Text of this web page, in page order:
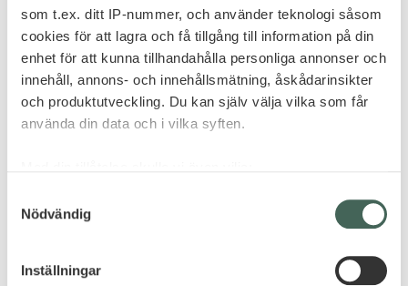
som t.ex. ditt IP-nummer, och använder teknologi såsom
cookies för att lagra och få tillgång till information på din
enhet för att kunna tillhandahålla personliga annonser och
innehåll, annons- och innehållsmätning, åskådarinsikter
och produktutveckling. Du kan själv välja vilka som får
använda din data och i vilka syften.
som kan ha en noggrannhet på upp till flera meter
Nödvändig
Inställningar